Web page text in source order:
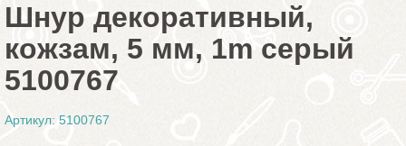
Шнур декоративный,
кожзам, 5 мм, 1m серый
5100767
Артикул: 5100767